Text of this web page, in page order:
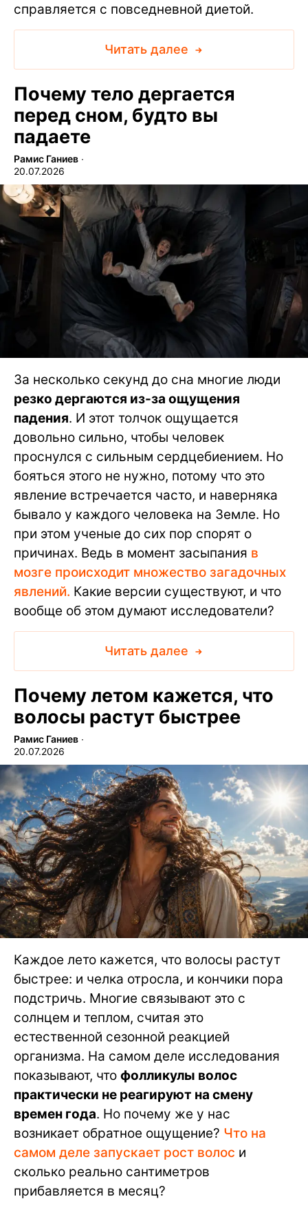
справляется с повседневной диетой.
Читать далее
Почему тело дергается
перед сном, будто вы
падаете
Рамис Ганиев ∙
20.07.2026
За несколько секунд до сна многие люди
резко дергаются из-за ощущения
падения. И этот толчок ощущается
довольно сильно, чтобы человек
проснулся с сильным сердцебиением. Но
бояться этого не нужно, потому что это
явление встречается часто, и наверняка
бывало у каждого человека на Земле. Но
при этом ученые до сих пор спорят о
причинах. Ведь в момент засыпания в
мозге происходит множество загадочных
явлений. Какие версии существуют, и что
вообще об этом думают исследователи?
Читать далее
Почему летом кажется, что
волосы растут быстрее
Рамис Ганиев ∙
20.07.2026
Каждое лето кажется, что волосы растут
быстрее: и челка отросла, и кончики пора
подстричь. Многие связывают это с
солнцем и теплом, считая это
естественной сезонной реакцией
организма. На самом деле исследования
показывают, что фолликулы волос
практически не реагируют на смену
времен года. Но почему же у нас
возникает обратное ощущение? Что на
самом деле запускает рост волос и
сколько реально сантиметров
прибавляется в месяц?